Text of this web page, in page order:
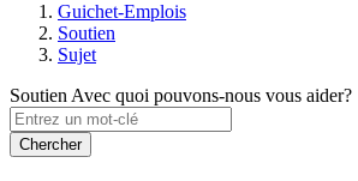
Guichet-Emplois
Soutien
Sujet
SoutienAvec quoi pouvons-nous vous aider?
Entrez
un
mot-